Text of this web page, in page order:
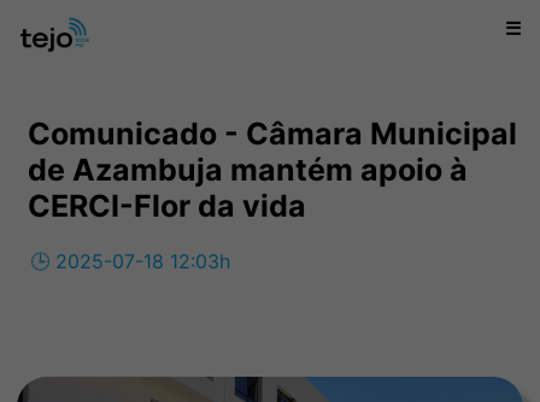
☰
Comunicado - Câmara Municipal
de Azambuja mantém apoio à
CERCI-Flor da vida
🕒 2025-07-18 12:03h